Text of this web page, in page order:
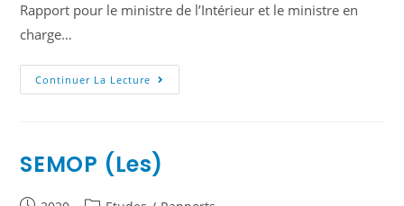
Rapport pour le ministre de l’Intérieur et le ministre en
charge…
Continuer La Lecture
SEMOP (Les)